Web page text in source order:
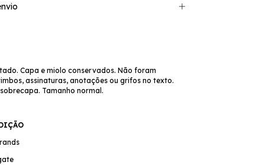
Capa e miolo conservados. Não foram
assinaturas, anotações ou grifos no texto.
Tamanho normal.